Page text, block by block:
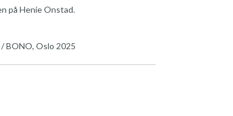
på Henie Onstad.
BONO, Oslo 2025